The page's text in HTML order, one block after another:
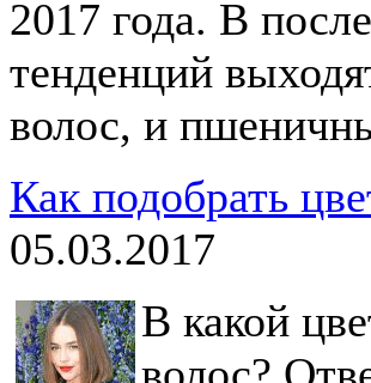
2017 года. В
тенденций
волос, и
Как подобрать
05.03.2017
В какой